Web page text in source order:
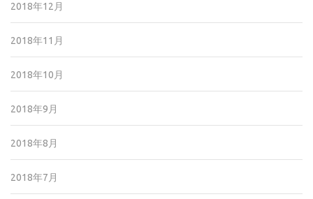
2018年12月
2018年11月
2018年10月
2018年9月
2018年8月
2018年7月